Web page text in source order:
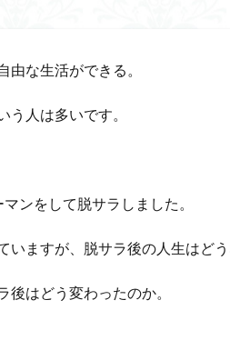
な生活ができる。
う人は多いです。
ンをして脱サラしました。
ますが、脱サラ後の人生はどう
はどう変わったのか。